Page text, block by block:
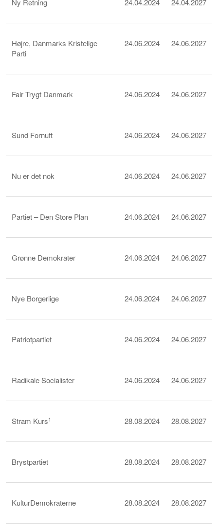
Ny Retning 24.04.2024 24.04.2027
Højre, Danmarks Kristelige
Parti
24.06.2024 24.06.2027
Fair Trygt Danmark 24.06.2024 24.06.2027
Sund Fornuft 24.06.2024 24.06.2027
Nu er det nok 24.06.2024 24.06.2027
Partiet – Den Store Plan 24.06.2024 24.06.2027
Grønne Demokrater 24.06.2024 24.06.2027
Nye Borgerlige 24.06.2024 24.06.2027
Patriotpartiet 24.06.2024 24.06.2027
Radikale Socialister 24.06.2024 24.06.2027
Stram Kurs1 28.08.2024 28.08.2027
Brystpartiet 28.08.2024 28.08.2027
KulturDemokraterne 28.08.2024 28.08.2027